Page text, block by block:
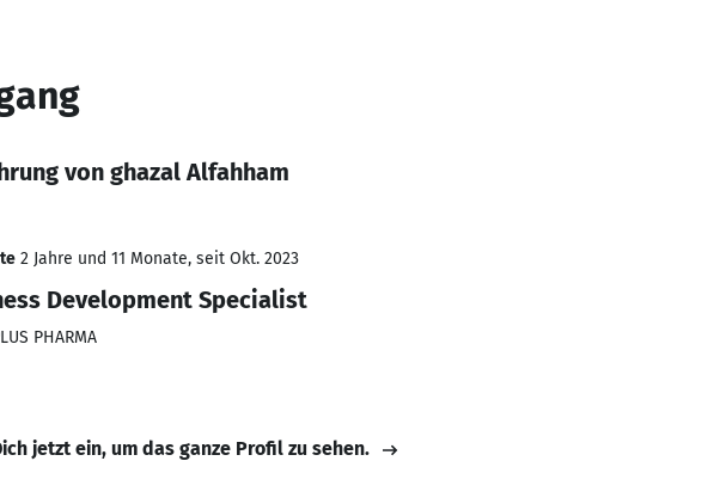
von ghazal Alfahham
2 Jahre und 11 Monate, seit Okt. 2023
Development Specialist
PHARMA
jetzt ein, um das ganze Profil zu sehen.